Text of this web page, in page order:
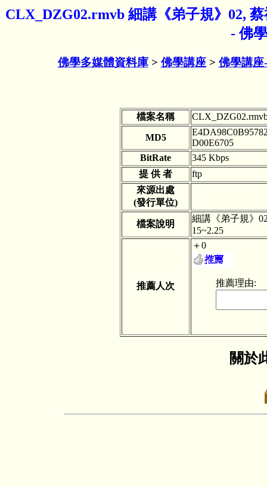
CLX_DZG02.rmvb 細講《弟子規》02,
- 佛
佛學多媒體資料庫> 佛學講座> 佛學講座
檔案名稱
MD5
D00E6705
BitRate
345 Kbps
提 供 者
ftp
來源出處
(發行單位)
檔案說明
細講《弟子規》
15~2.25
推薦人次
＋0
推薦理由:
關於